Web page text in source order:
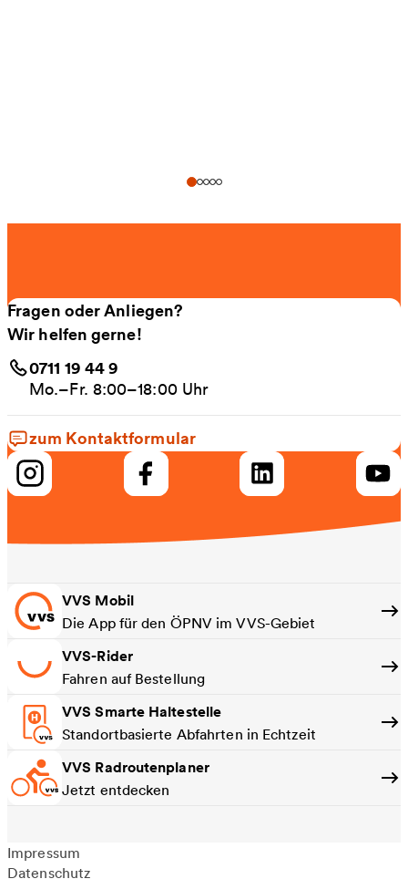
Fragen oder Anliegen?
Wir helfen gerne!
0711 19 44 9
Mo.–Fr. 8:00–18:00 Uhr
zum Kontaktformular
VVS Mobil
Die App für den ÖPNV im VVS-Gebiet
VVS-Rider
Fahren auf Bestellung
VVS Smarte Haltestelle
Standortbasierte Abfahrten in Echtzeit
VVS Radroutenplaner
Jetzt entdecken
Impressum
Datenschutz